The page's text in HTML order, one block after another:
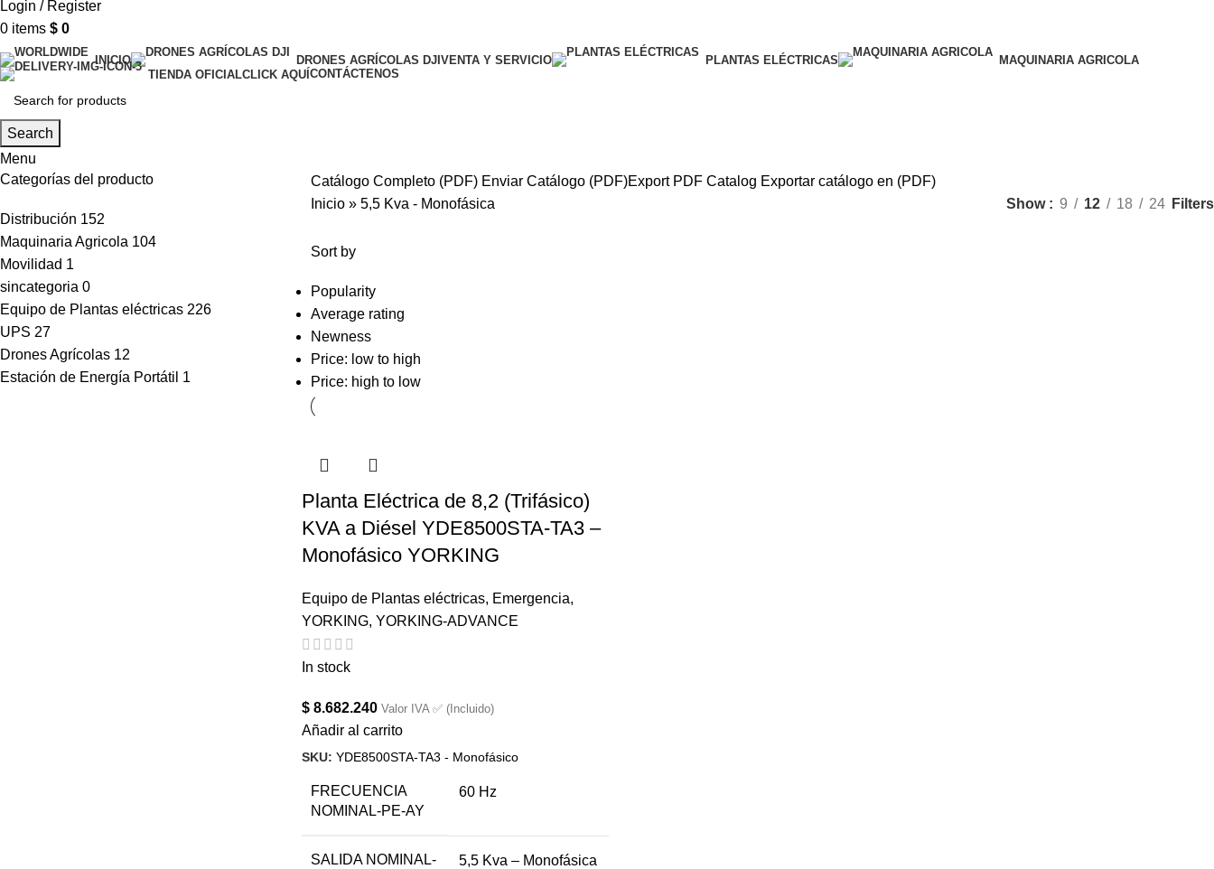
Login / Register
0 items $ 0
INICIO DRONES AGRÍCOLAS DJIVENTA Y SERVICIO PLANTAS ELÉCTRICAS
MAQUINARIA AGRICOLA
TIENDA OFICIALCLICK AQUÍCONTÁCTENOS
Search
Menu
Categorías del producto
Distribución 152
Maquinaria Agricola 104
Movilidad 1
sincategoria 0
Equipo de Plantas eléctricas 226
UPS 27
Drones Agrícolas 12
Estación de Energía Portátil 1
Catálogo Completo (PDF)Enviar Catálogo (PDF)Export PDF Catalog Exportar catálogo en (PDF)
Inicio» 5,5 Kva - Monofásica Show 9 12 18 24 Filters
Sort by
Popularity
Average rating
Newness
Price: low to high
Price: high to low
Planta Eléctrica de 8,2 (Trifásico)
KVA a Diésel YDE8500STA-TA3 –
Monofásico YORKING
Equipo de Plantas eléctricas, Emergencia,
YORKING, YORKING-ADVANCE
In stock
$8.682.240 Valor IVA ✅ (Incluido)
Añadir al carrito
SKU: YDE8500STA-TA3 - Monofásico
FRECUENCIA
NOMINAL-PE-AY
60 Hz
SALIDA NOMINAL-
5,5 Kva – Monofásica